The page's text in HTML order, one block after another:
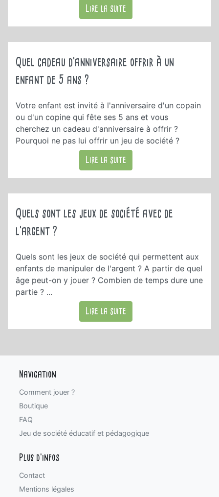
Lire la suite
Quel cadeau d'anniversaire offrir à un
enfant de 5 ans ?
Votre enfant est invité à l'anniversaire d'un copain
ou d'un copine qui fête ses 5 ans et vous
cherchez un cadeau d'anniversaire à offrir ?
Pourquoi ne pas lui offrir un jeu de société ?
Lire la suite
Quels sont les jeux de société avec de
l'argent ?
Quels sont les jeux de société qui permettent aux
enfants de manipuler de l'argent ? A partir de quel
âge peut-on y jouer ? Combien de temps dure une
partie ? ...
Lire la suite
Navigation
Comment jouer ?
Boutique
FAQ
Jeu de société éducatif et pédagogique
Plus d'infos
Contact
Mentions légales